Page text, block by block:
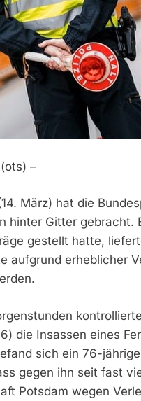
–
März) hat die
hinter Gitter
gestellt hatte,
aufgrund erheblicher
die Insassen eines
sich ein 76-
gegen ihn seit fast
Potsdam wegen